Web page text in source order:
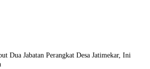
Dua Jabatan Perangkat Desa Jatimekar, Ini